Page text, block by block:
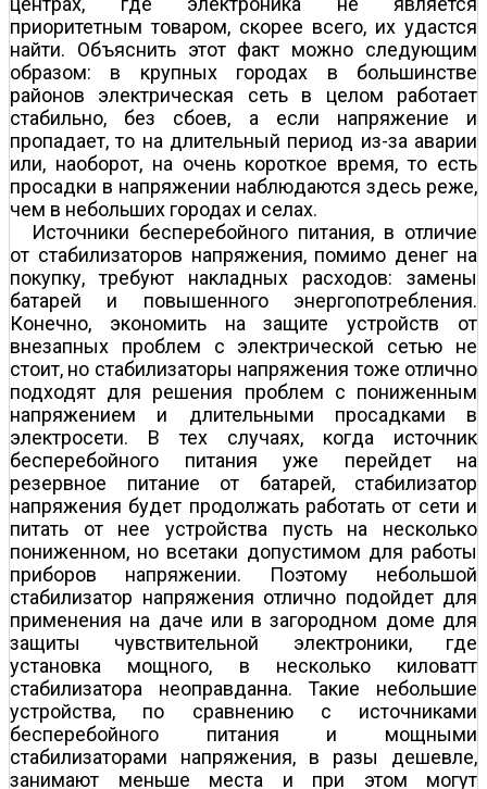
приоритетным товаром, скорее всего, их удастся
найти. Объяснить этот факт можно следующим
образом: в крупных городах в большинстве
районов электрическая сеть в целом работает
стабильно, без сбоев, а если напряжение и
пропадает, то на длительный период из-за аварии
или, наоборот, на очень короткое время, то есть
просадки в напряжении наблюдаются здесь реже,
чем в небольших городах и селах.
Источники бесперебойного питания, в отличие
от стабилизаторов напряжения, помимо денег на
покупку, требуют накладных расходов: замены
батарей и повышенного энергопотребления.
Конечно, экономить на защите устройств от
внезапных проблем с электрической сетью не
стоит, но стабилизаторы напряжения тоже отлично
подходят для решения проблем с пониженным
напряжением и длительными просадками в
электросети. В тех случаях, когда источник
бесперебойного питания уже перейдет на
резервное питание от батарей, стабилизатор
напряжения будет продолжать работать от сети и
питать от нее устройства пусть на несколько
пониженном, но все­таки допустимом для работы
приборов напряжении. Поэтому небольшой
стабилизатор напряжения отлично подойдет для
применения на даче или в загородном доме для
защиты чувствительной электроники, где
установка мощного, в несколько киловатт
стабилизатора неоправданна. Такие небольшие
устройства, по сравнению с источниками
бесперебойного питания и мощными
стабилизаторами напряжения, в разы дешевле,
занимают меньше места и при этом могут